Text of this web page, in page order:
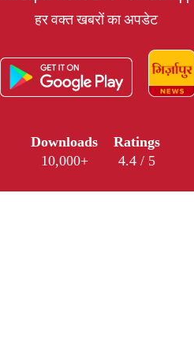
हर वक्त खबरों का अपडेट
Downloads
10,000+
Ratings
4.4 / 5